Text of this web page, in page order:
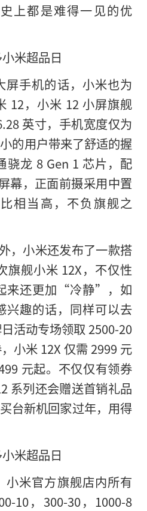
上都是难得一见的优
米超品日
屏手机的话，小米也为
12，小米 12 小屏旗舰
英寸，手机宽度仅为
的用户带来了舒适的握
骁龙 8 Gen 1 芯片，配
幕，正面前摄采用中置
相当高，不负旗舰之
，小米还发布了一款搭
旗舰小米 12X，不仅性
来还更加“冷静”，如
兴趣的话，同样可以去
活动专场领取 2500-20
小米 12X 仅需 2999 元
元起。不仅仅有领券
系列还会赠送首销礼品
台新机回家过年，用得
米超品日
小米官方旗舰店内所有
10，300-30，1000-8